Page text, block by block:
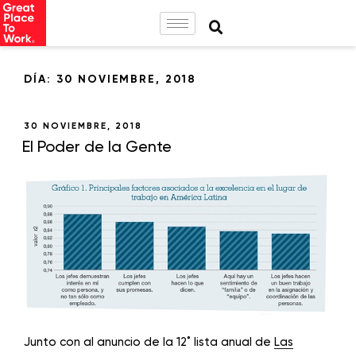
DÍA: 30 NOVIEMBRE, 2018
30 NOVIEMBRE, 2018
El Poder de la Gente
Junto con al anuncio de la 12˚ lista anual de Las